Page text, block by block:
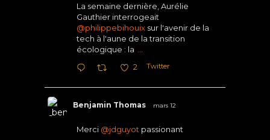
La semaine dernière, Aurélie
Gauthier interrogeait
@philippebihouix sur l'avenir de la
tech à l'aune de la transition
écologique : la
2 Twitter
Benjamin Thomas mars 12
Merci @jdguyot passionant